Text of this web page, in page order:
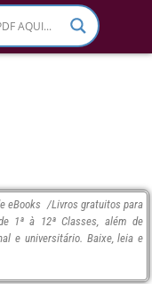
eBooks /Livros gratuitos para
1ª à 12ª Classes, além de
e universitário. Baixe, leia e